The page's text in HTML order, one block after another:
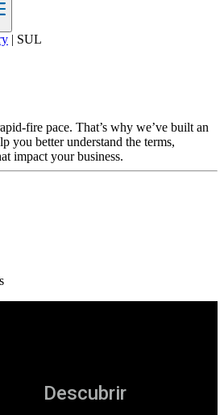
| SUL
fire pace. That’s why we’ve built an
you better understand the terms,
impact your business.
Descubrir